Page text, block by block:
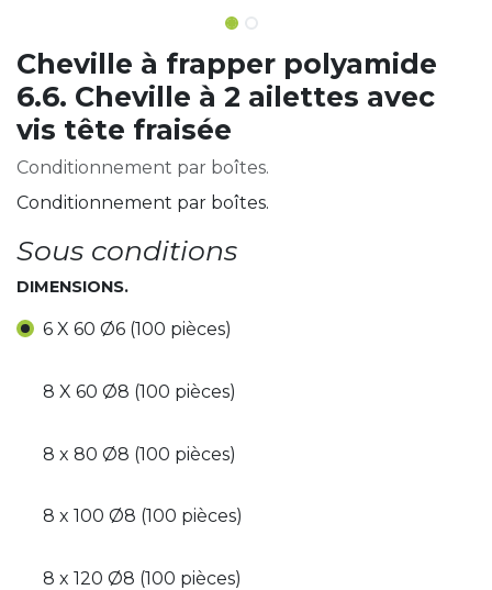
Cheville à frapper polyamide
6.6. Cheville à 2 ailettes avec
vis tête fraisée
Conditionnement par boîtes.
Conditionnement par boîtes.
Sous conditions
DIMENSIONS.
6 X 60 Ø6 (100 pièces)
8 X 60 Ø8 (100 pièces)
8 x 80 Ø8 (100 pièces)
8 x 100 Ø8 (100 pièces)
8 x 120 Ø8 (100 pièces)